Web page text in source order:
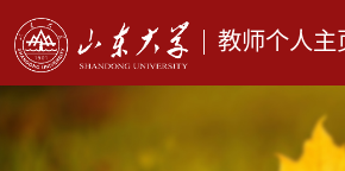
教师个人主